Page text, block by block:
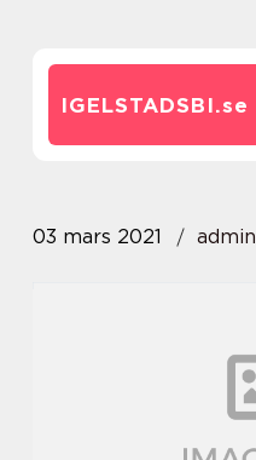
IGELSTADSBI.se
03 mars 2021 admin